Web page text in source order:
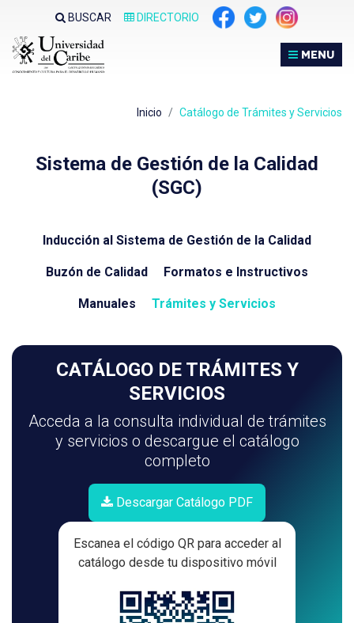
sitio
web
accesibilidad.
BUSCAR DIRECTORIO
MENU
Inicio Catálogo de Trámites y Servicios
Sistema de Gestión de la Calidad
(SGC)
Inducción al Sistema de Gestión de la Calidad
Buzón de Calidad Formatos e Instructivos
Manuales Trámites y Servicios
CATÁLOGODE TRÁMITES Y
SERVICIOS
Acceda a la consulta individual de trámites
y servicios o descargue el catálogo
completo
Descargar Catálogo PDF
Escanea el código QR para acceder al
catálogo desde tu dispositivo móvil